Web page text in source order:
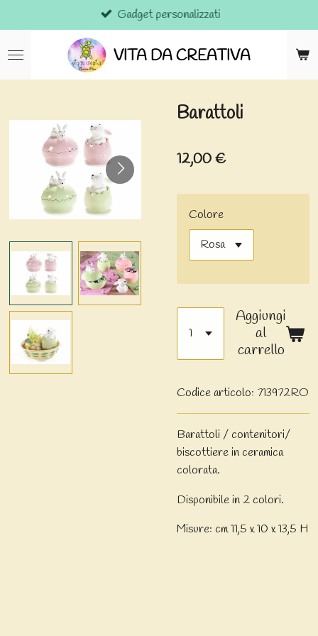
al
contenuto
VITA DA CREATIVA
Gadget personalizzati
Barattoli
12,00 €
Colore
Aggiungi
al
carrello
Codice articolo: 713972RO
Barattoli / contenitori/
biscottiere in ceramica
colorata.
Disponibile in 2 colori.
Misure: cm 11,5 x 10 x 13,5 H